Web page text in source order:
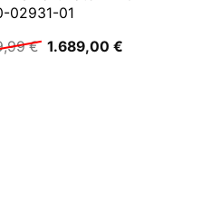
02931-01
€ Ursprünglicher
1.689,00 €Aktueller